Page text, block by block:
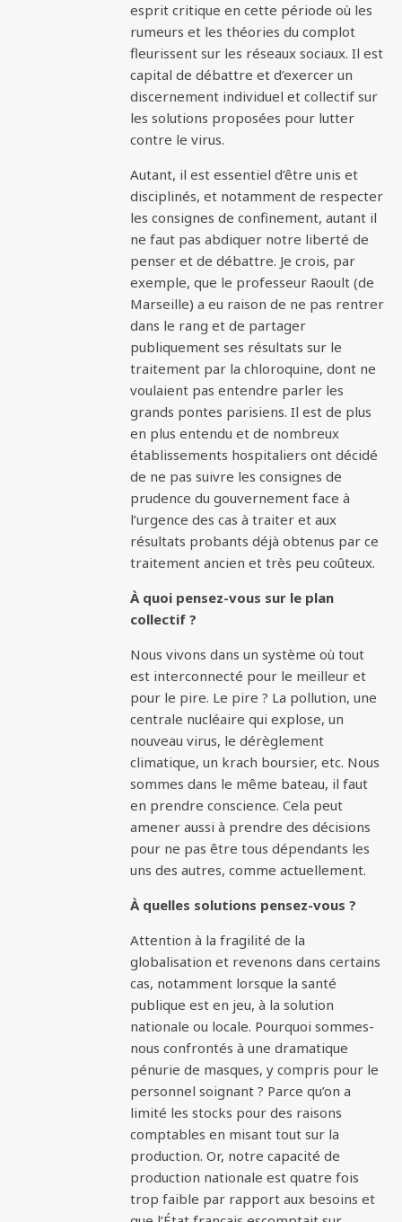
esprit critique en cette période où les
rumeurs et les théories du complot
fleurissent sur les réseaux sociaux. Il est
capital de débattre et d’exercer un
discernement individuel et collectif sur
les solutions proposées pour lutter
contre le virus.
Autant, il est essentiel d’être unis et
disciplinés, et notamment de respecter
les consignes de confinement, autant il
ne faut pas abdiquer notre liberté de
penser et de débattre. Je crois, par
exemple, que le professeur Raoult (de
Marseille) a eu raison de ne pas rentrer
dans le rang et de partager
publiquement ses résultats sur le
traitement par la chloroquine, dont ne
voulaient pas entendre parler les
grands pontes parisiens. Il est de plus
en plus entendu et de nombreux
établissements hospitaliers ont décidé
de ne pas suivre les consignes de
prudence du gouvernement face à
l’urgence des cas à traiter et aux
résultats probants déjà obtenus par ce
traitement ancien et très peu coûteux.
À quoi pensez-vous sur le plan
collectif ?
Nous vivons dans un système où tout
est interconnecté pour le meilleur et
pour le pire. Le pire ? La pollution, une
centrale nucléaire qui explose, un
nouveau virus, le dérèglement
climatique, un krach boursier, etc. Nous
sommes dans le même bateau, il faut
en prendre conscience. Cela peut
amener aussi à prendre des décisions
pour ne pas être tous dépendants les
uns des autres, comme actuellement.
À quelles solutions pensez-vous ?
Attention à la fragilité de la
globalisation et revenons dans certains
cas, notamment lorsque la santé
publique est en jeu, à la solution
nationale ou locale. Pourquoi sommes-
nous confrontés à une dramatique
pénurie de masques, y compris pour le
personnel soignant ? Parce qu’on a
limité les stocks pour des raisons
comptables en misant tout sur la
production. Or, notre capacité de
production nationale est quatre fois
trop faible par rapport aux besoins et